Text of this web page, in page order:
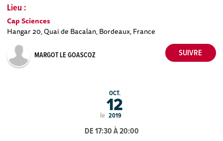
Lieu :
Cap Sciences
Hangar 20, Quai de Bacalan, Bordeaux, France
MARGOT LE GOASCOZ
le
OCT.
12
2019
DE 17:30 À 20:00